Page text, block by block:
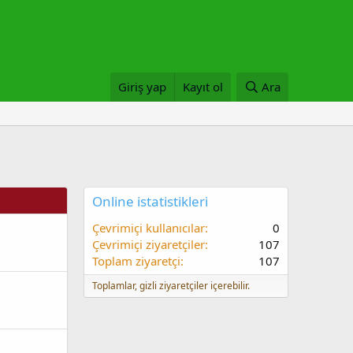
Giriş yap Kayıt ol Ara
Online istatistikleri
Çevrimiçi kullanıcılar
0
Çevrimiçi ziyaretçiler
107
Toplam ziyaretçi
107
Toplamlar, gizli ziyaretçiler içerebilir.